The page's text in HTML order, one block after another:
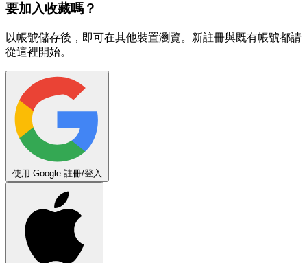
要加入收藏嗎？
以帳號儲存後，即可在其他裝置瀏覽。新註冊與既有帳號都請
從這裡開始。
使用 Google 註冊/登入